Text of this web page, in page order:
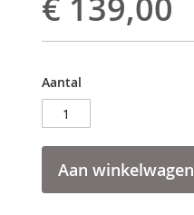
Aantal
Aan